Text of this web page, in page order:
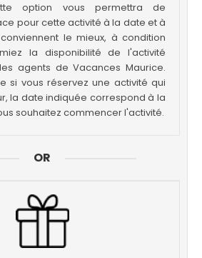
option vous permettra de
pour cette activité à la date et à
le mieux, à condition
la disponibilité de l'activité
agents de Vacances Maurice.
si vous réservez une activité qui
la date indiquée correspond à la
souhaitez commencer l'activité.
OR